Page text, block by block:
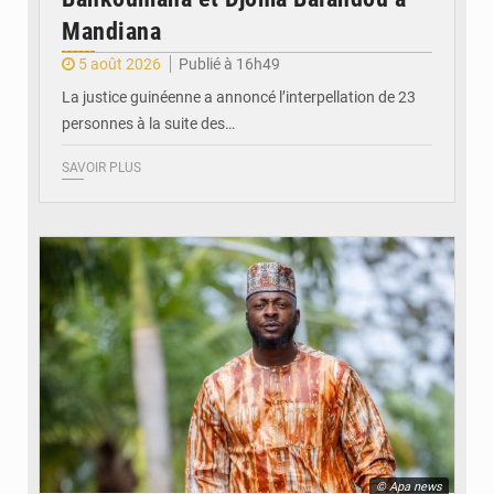
Mandiana
5 août 2026
Publié à 16h49
La justice guinéenne a annoncé l’interpellation de 23
personnes à la suite des…
SAVOIR PLUS
© Apa news